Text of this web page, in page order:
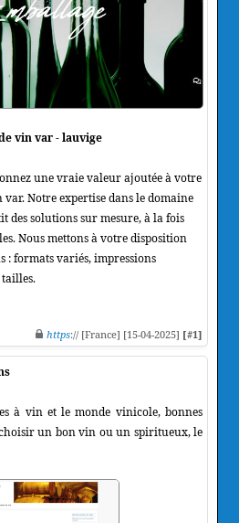
vin var - lauvige
une vraie valeur ajoutée à votre
Notre expertise dans le domaine
des solutions sur mesure, à la fois
Nous mettons à votre disposition
: formats variés, impressions
https:// [France] [15-04-2025] [#1]
à vin et le monde vinicole, bonnes
choisir un bon vin ou un spiritueux, le